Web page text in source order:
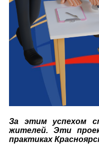
За этим успехом
жителей. Эти
практиках